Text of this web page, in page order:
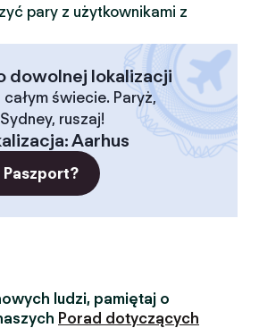
pary z użytkownikami z
dowolnej lokalizacji
całym świecie. Paryż,
ruszaj!
:Aarhus
Paszport?
ludzi, pamiętaj o
Porad dotyczących